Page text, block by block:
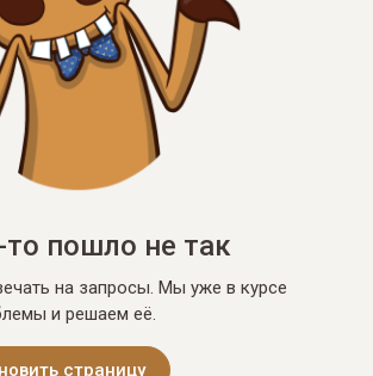
то пошло не так
на запросы. Мы уже в курсе
и решаем её.
страницу